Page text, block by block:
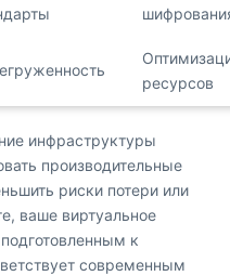
ресурсов
инфраструктуры
производительные
риски потери или
ваше виртуальное
к
современным